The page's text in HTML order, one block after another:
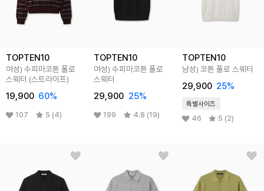
TOPTEN10
여성) 수피마코튼 폴로
스웨터 (스트라이프)
19,900 60%
107 5 (4)
TOPTEN10
여성) 수피마코튼 폴로
스웨터
29,900 25%
199 4.8 (19)
TOPTEN10
남성) 코튼 폴로 스웨터
29,900 25%
특별사이즈
46 5 (2)